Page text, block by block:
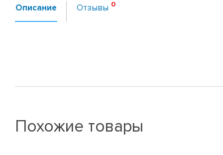
Описание Отзывы
Похожие товары